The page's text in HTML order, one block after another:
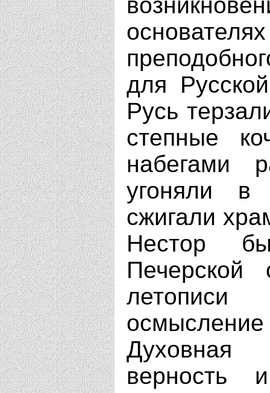
для
Русь
степные
набегами
угоняли в
сжигали
Нестор
Духовная
верность